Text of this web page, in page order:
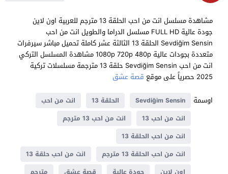
مشاهدة مسلسل انت من احب الحلقة 13 مترجم للعربية اون لاين
جودة عالية FULL HD مسلسل الدراما والطويل انت من احب
Sevdiğim Sensin الحلقة 13 الثالثة عشر كاملة تحميل مباشر سيرفرات
متعددة بجودات عالية 1080p 720p 480p مشاهدة المسلسل التركي
انت من احب Sevdiğim Sensin حلقة 13 مترجمة مسلسلات تركية
2025 حصرياً على موقع
قصة عشق
اوسمة
Sevdiğim Sensin الحلقة 13
انت من احب
انت من احب 13
انت من احب 13 مترجم
انت من احب الحلقة 13
انت من احب الحلقة 13 مترجم
انت من احب حلقة 13